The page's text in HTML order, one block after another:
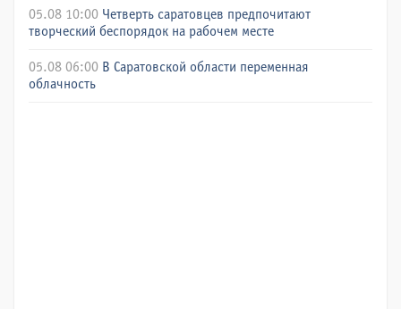
05.08 10:00 Четверть саратовцев предпочитают
творческий беспорядок на рабочем месте
05.08 06:00 В Саратовской области переменная
облачность